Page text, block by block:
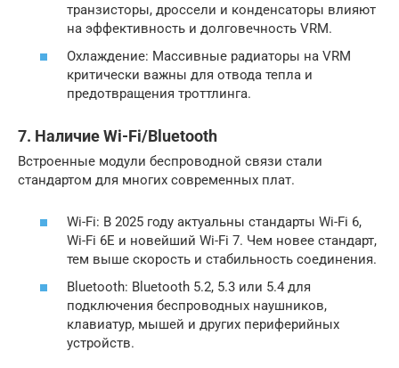
транзисторы, дроссели и конденсаторы влияют
на эффективность и долговечность VRM.
Охлаждение: Массивные радиаторы на VRM
критически важны для отвода тепла и
предотвращения троттлинга.
7. Наличие Wi-Fi/Bluetooth
Встроенные модули беспроводной связи стали
стандартом для многих современных плат.
Wi-Fi: В 2025 году актуальны стандарты Wi-Fi 6,
Wi-Fi 6E и новейший Wi-Fi 7. Чем новее стандарт,
тем выше скорость и стабильность соединения.
Bluetooth: Bluetooth 5.2, 5.3 или 5.4 для
подключения беспроводных наушников,
клавиатур, мышей и других периферийных
устройств.